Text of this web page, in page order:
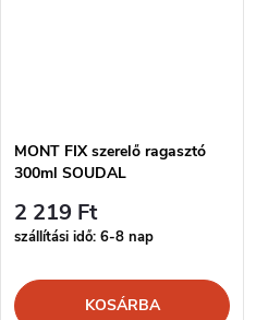
MONT FIX szerelő ragasztó
300ml SOUDAL
2 219 Ft
szállítási idő: 6-8 nap
KOSÁRBA